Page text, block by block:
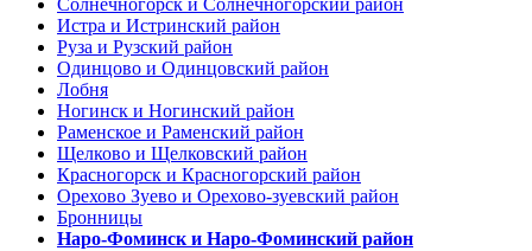
Солнечногорск и Солнечногорский район
Истра и Истринский район
Руза и Рузский район
Одинцово и Одинцовский район
Лобня
Ногинск и Ногинский район
Раменское и Раменский район
Щелково и Щелковский район
Красногорск и Красногорский район
Орехово Зуево и Орехово-зуевский район
Бронницы
Наро-Фоминск и Наро-Фоминский район